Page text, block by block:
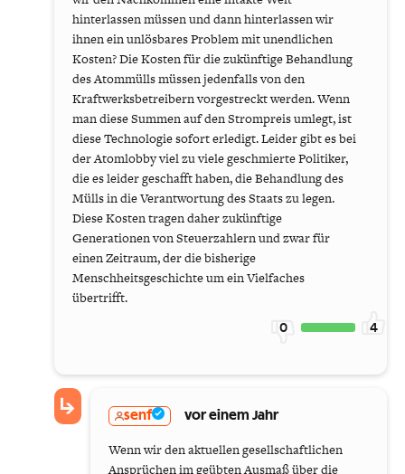
hinterlassen müssen und dann hinterlassen wir
ihnen ein unlösbares Problem mit unendlichen
Kosten? Die Kosten für die zukünftige Behandlung
des Atommülls müssen jedenfalls von den
Kraftwerksbetreibern vorgestreckt werden. Wenn
man diese Summen auf den Strompreis umlegt, ist
diese Technologie sofort erledigt. Leider gibt es bei
der Atomlobby viel zu viele geschmierte Politiker,
die es leider geschafft haben, die Behandlung des
Mülls in die Verantwortung des Staats zu legen.
Diese Kosten tragen daher zukünftige
Generationen von Steuerzahlern und zwar für
einen Zeitraum, der die bisherige
Menschheitsgeschichte um ein Vielfaches
übertrifft.
0 4
senf vor einem Jahr
Wenn wir den aktuellen gesellschaftlichen
Ansprüchen im geübten Ausmaß über die